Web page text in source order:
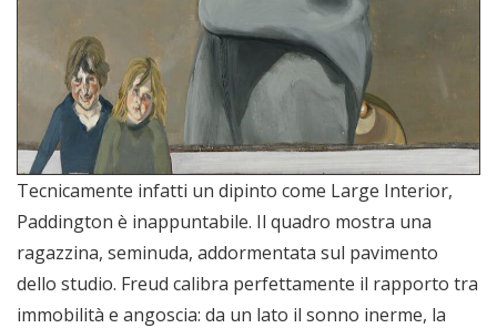
Tecnicamente infatti un dipinto come Large Interior,
Paddington è inappuntabile. Il quadro mostra una
ragazzina, seminuda, addormentata sul pavimento
dello studio. Freud calibra perfettamente il rapporto tra
immobilità e angoscia: da un lato il sonno inerme, la